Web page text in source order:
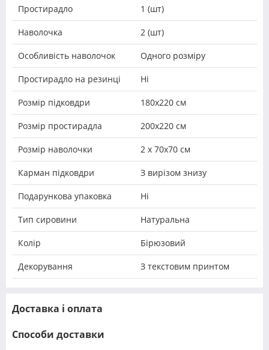
Простирадло 1 (шт)
Наволочка 2 (шт)
Особливість наволочок Одного розміру
Простирадло на резинці Ні
Розмір підковдри 180х220 см
Розмір простирадла 200х220 см
Розмір наволочки 2 х 70х70 см
Карман підковдри З вирізом знизу
Подарункова упаковка Ні
Тип сировини Натуральна
Колір Бірюзовий
Декорування З текстовим принтом
Доставка і оплата
Способи доставки